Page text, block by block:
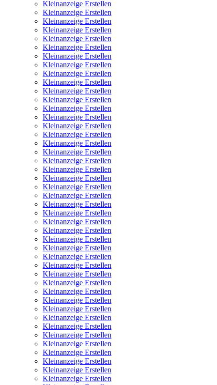
Kleinanzeige Erstellen
Kleinanzeige Erstellen
Kleinanzeige Erstellen
Kleinanzeige Erstellen
Kleinanzeige Erstellen
Kleinanzeige Erstellen
Kleinanzeige Erstellen
Kleinanzeige Erstellen
Kleinanzeige Erstellen
Kleinanzeige Erstellen
Kleinanzeige Erstellen
Kleinanzeige Erstellen
Kleinanzeige Erstellen
Kleinanzeige Erstellen
Kleinanzeige Erstellen
Kleinanzeige Erstellen
Kleinanzeige Erstellen
Kleinanzeige Erstellen
Kleinanzeige Erstellen
Kleinanzeige Erstellen
Kleinanzeige Erstellen
Kleinanzeige Erstellen
Kleinanzeige Erstellen
Kleinanzeige Erstellen
Kleinanzeige Erstellen
Kleinanzeige Erstellen
Kleinanzeige Erstellen
Kleinanzeige Erstellen
Kleinanzeige Erstellen
Kleinanzeige Erstellen
Kleinanzeige Erstellen
Kleinanzeige Erstellen
Kleinanzeige Erstellen
Kleinanzeige Erstellen
Kleinanzeige Erstellen
Kleinanzeige Erstellen
Kleinanzeige Erstellen
Kleinanzeige Erstellen
Kleinanzeige Erstellen
Kleinanzeige Erstellen
Kleinanzeige Erstellen
Kleinanzeige Erstellen
Kleinanzeige Erstellen
Kleinanzeige Erstellen